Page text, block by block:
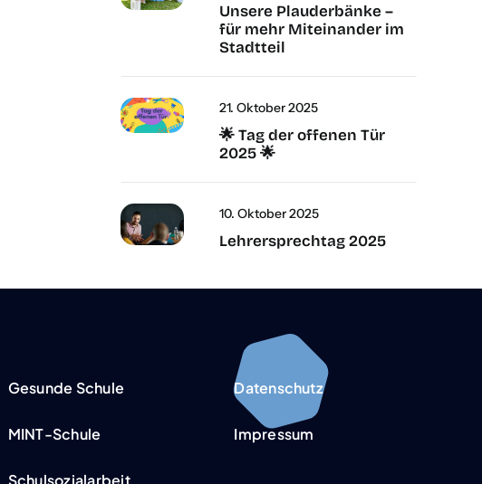
Unse­re Plau­der­bän­ke –
für mehr Mit­ein­an­der im
Stadt­teil
21. Okto­ber 2025
🌟 Tag der offe­nen Tür
2025 🌟
10. Okto­ber 2025
Leh­rer­sprech­tag 2025
Gesun­de Schu­le
MINT-Schu­­­le
Schul­so­zi­al­ar­beit
Daten­schutz
Impres­sum